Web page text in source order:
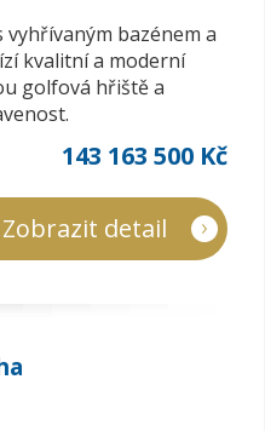
bazénem a
kvalitní a moderní
golfová hřiště a
143 163 500 Kč
Zobrazit detail